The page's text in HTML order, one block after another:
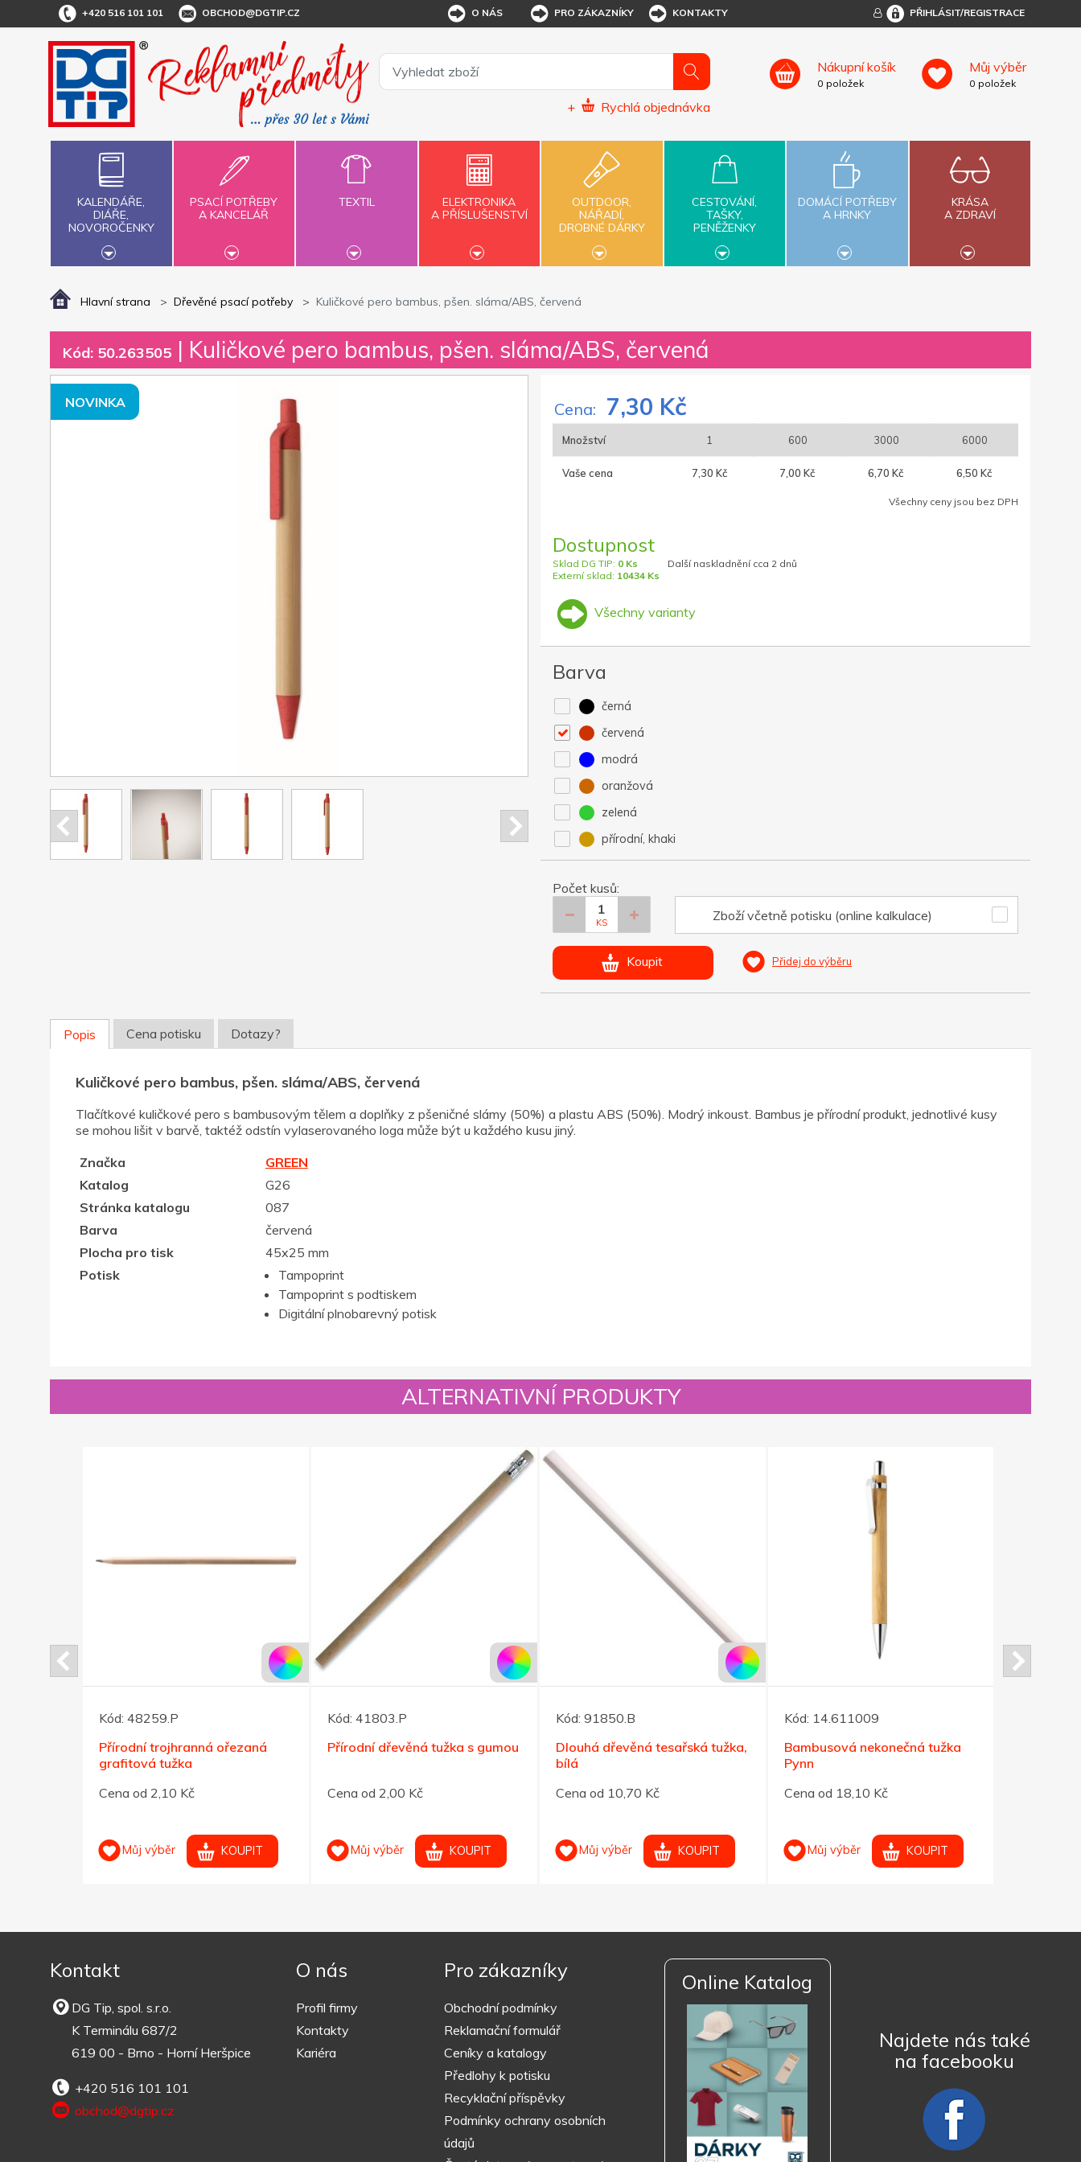
+420 516 101 101 OBCHOD@DGTIP.CZ O NÁS PRO ZÁKAZNÍKY KONTAKTY PŘIHLÁSIT/REGISTRACE
+ Rychlá objednávka
Nákupní košík
0 položek
Můj výběr
0 položek
KALENDÁŘE,
DIÁŘE,
NOVOROČENKY
PSACÍ POTŘEBY
A KANCELÁŘ
TEXTIL
ELEKTRONIKA
A PŘÍSLUŠENSTVÍ
OUTDOOR,
NÁŘADÍ,
DROBNÉ DÁRKY
CESTOVÁNÍ,
TAŠKY,
PENĚŽENKY
DOMÁCÍ POTŘEBY
A HRNKY
KRÁSA
A ZDRAVÍ
Hlavní strana Dřevěné psací potřeby Kuličkové pero bambus, pšen. sláma/ABS, červená
Kód: 50.263505 | Kuličkové pero bambus, pšen. sláma/ABS, červená
NOVINKA Cena: 7,30 Kč
Množství 1 600 3000 6000
Vaše cena 7,30 Kč 7,00 Kč 6,70 Kč 6,50 Kč
Všechny ceny jsou bez DPH
Dostupnost
Sklad DG TIP: 0 Ks
Externí sklad: 10434 Ks
Další naskladnění cca 2 dnů
Všechny varianty
Barva
černá
červená
modrá
oranžová
zelená
přírodní, khaki
Počet kusů:
KS Zboží včetně potisku (online kalkulace)
Koupit Přidej do výběru
Popis Cena potisku Dotazy?
Kuličkové pero bambus, pšen. sláma/ABS, červená
Tlačítkové kuličkové pero s bambusovým tělem a doplňky z pšeničné slámy (50%) a plastu ABS (50%). Modrý inkoust. Bambus je přírodní produkt, jednotlivé kusy
se mohou lišit v barvě, taktéž odstín vylaserovaného loga může být u každého kusu jiný.
Značka
GREEN
Katalog
G26
Stránka katalogu
087
Barva
červená
Plocha pro tisk
45x25 mm
Potisk
Tampoprint
Tampoprint s podtiskem
Digitální plnobarevný potisk
ALTERNATIVNÍ PRODUKTY
Kód: 48259.P
Přírodní trojhranná ořezaná
grafitová tužka
Cena od 2,10 Kč
Můj výběr KOUPIT
Kód: 41803.P
Přírodní dřevěná tužka s gumou
Cena od 2,00 Kč
Můj výběr KOUPIT
Kód: 91850.B
Dlouhá dřevěná tesařská tužka,
bílá
Cena od 10,70 Kč
Můj výběr KOUPIT
Kód: 14.611009
Bambusová nekonečná tužka
Pynn
Cena od 18,10 Kč
Můj výběr KOUPIT
Kontakt
DG Tip, spol. s.r.o.
K Terminálu 687/2
619 00 - Brno - Horní Heršpice
+420 516 101 101
obchod@dgtip.cz
O nás
Profil firmy
Kontakty
Kariéra
Pro zákazníky
Obchodní podmínky
Reklamační formulář
Ceníky a katalogy
Předlohy k potisku
Recyklační příspěvky
Podmínky ochrany osobních
údajů
Online Katalog
Najdete nás také
na facebooku